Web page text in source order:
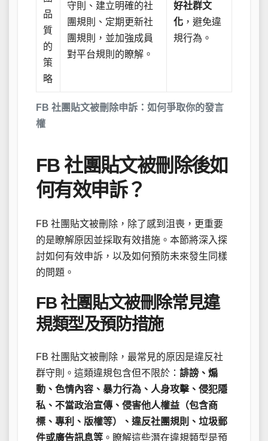
FB 社團貼文被刪除申訴：如何爭取你的發言
權
品
質
的
策
略
守則、建立明確的社
團規則、定期更新社
團規則，並加強成員
對平台規則的瞭解。
好社群文
化 ，避免違
規行為。
FB 社團貼文被刪除後如
何有效申訴？
FB 社團貼文被刪除，除了感到沮喪，更重要
的是瞭解原因並採取有效措施。本節將深入探
討如何有效申訴，以及如何預防未來發生同樣
的問題。
FB 社團貼文被刪除常見違
規類型及預防措施
FB 社團貼文被刪除，最常見的原因是違反社
群守則。這類違規包含但不限於： 誹謗、煽
動、色情內容、暴力行為、人身攻擊、侵犯隱
私、不當政治宣傳、侵害他人權益（包含商
標、專利、版權等）、違反社團規則、垃圾郵
件或廣告訊息等 。瞭解這些潛在違規類型是預